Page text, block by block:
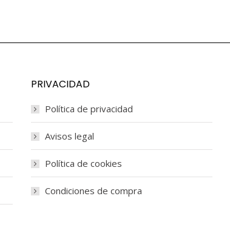
PRIVACIDAD
Política de privacidad
Avisos legal
Política de cookies
Condiciones de compra